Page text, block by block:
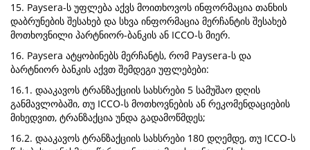
15. Paysera-ს უფლება აქვს მოითხოვოს ინფორმაცია თანხის
დაბრუნების შესახებ და სხვა ინფორმაცია მერჩანტის შესახებ
მოთხოვნილი პარტნიორ-ბანკის ან ICCO-ს მიერ.
16. Paysera ატყობინებს მერჩანტს, რომ Paysera-ს და
ბარტნიორ ბანკის აქვთ შემდეგი უფლებები:
16.1. დააკავოს ტრანზაქციის სახსრები 5 სამუშაო დღის
განმავლობაში, თუ ICCO-ს მოთხოვნების ან რეკომენდაციების
მიხედვით, ტრანზაქცია უნდა გადამოწმდეს;
16.2. დააკავოს ტრანზაქციის სახსრები 180 დღემდე, თუ ICCO-ს